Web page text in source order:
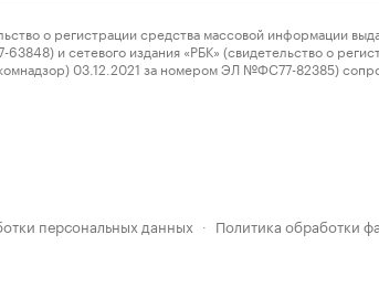
о регистрации средства массовой информации
и сетевого издания «РБК» (свидетельство о
03.12.2021 за номером ЭЛ №ФС77-82385)
персональных данных · Политика обработки